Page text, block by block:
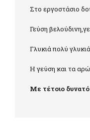
Στο εργοστάσιο
Γεύση
Γλυκιά πολύ
Η γεύση και τα
Με τέτοιο